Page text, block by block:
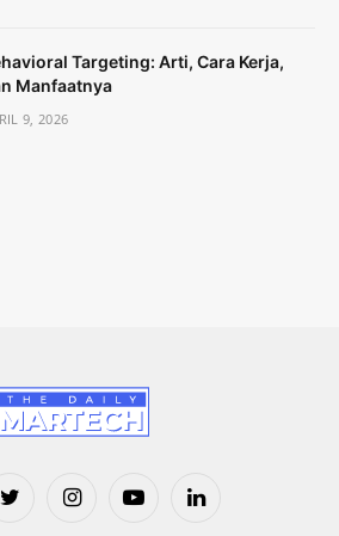
Targeting: Arti, Cara Kerja,
Manfaatnya
9, 2026
Twitter InstagramYouTubeLinkedIn